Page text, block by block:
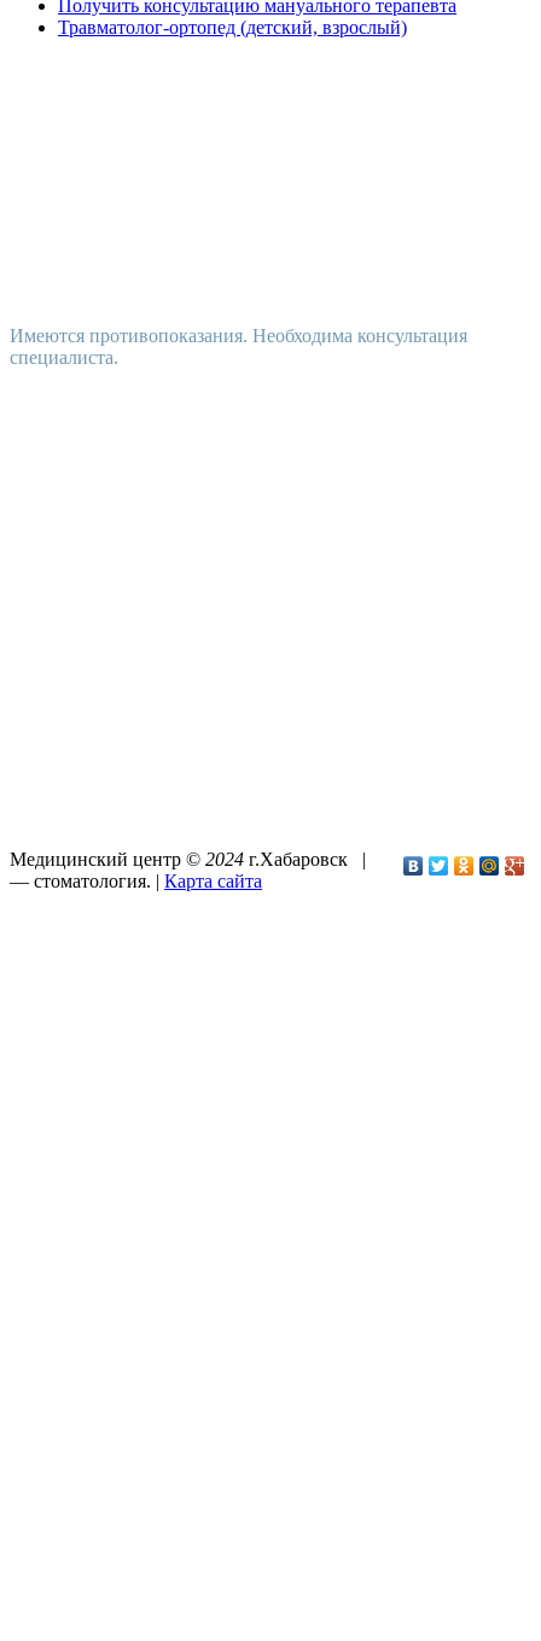
Получить консультацию мануального терапевта
Травматолог-ортопед (детский, взрослый)
Имеются противопоказания. Необходима консультация
специалиста.
Медицинский центр © 2024 г.Хабаровск |
— стоматология. | Карта сайта